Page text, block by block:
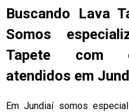
Buscando Lava
Somos
Tapete com
atendidos em
Em Jundiaí somos